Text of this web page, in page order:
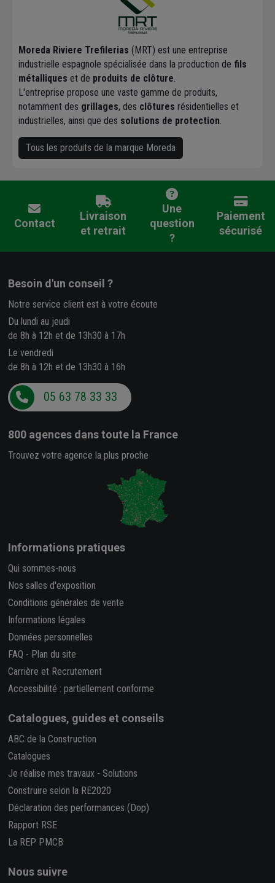
Moreda Riviere Trefilerias (MRT) est une entreprise
industrielle espagnole spécialisée dans la production de fils
métalliques et de produits de clôture
L'entreprise propose une vaste gamme de produits,
notamment des grillages, des clôtures résidentielles et
industrielles, ainsi que des solutions de protection
Tous les produits de la marque Moreda
Contact
Livraison
et retrait
Une
question
?
Paiement
sécurisé
Besoin d'un conseil ?
Notre service client est à votre écoute
Du lundi au jeudi
de 8h à 12h et de 13h30 à 17h
Le vendredi
de 8h à 12h et de 13h30 à 16h
05 63 78 33 33
800 agences dans toute la France
Trouvez votre agence la plus proche
Informations pratiques
Qui sommes-nous
Nos salles d'exposition
Conditions générales de vente
Informations légales
Données personnelles
FAQ - Plan du site
Carrière et Recrutement
Accessibilité : partiellement conforme
Catalogues, guides et conseils
ABC de la Construction
Catalogues
Je réalise mes travaux - Solutions
Construire selon la RE2020
Déclaration des performances (Dop)
Rapport RSE
La REP PMCB
Nous suivre